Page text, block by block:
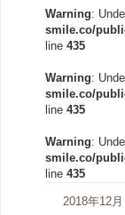
Warning:
smile.co/
line 435
Warning:
smile.co/
line 435
Warning:
smile.co/
line 435
2018年12月